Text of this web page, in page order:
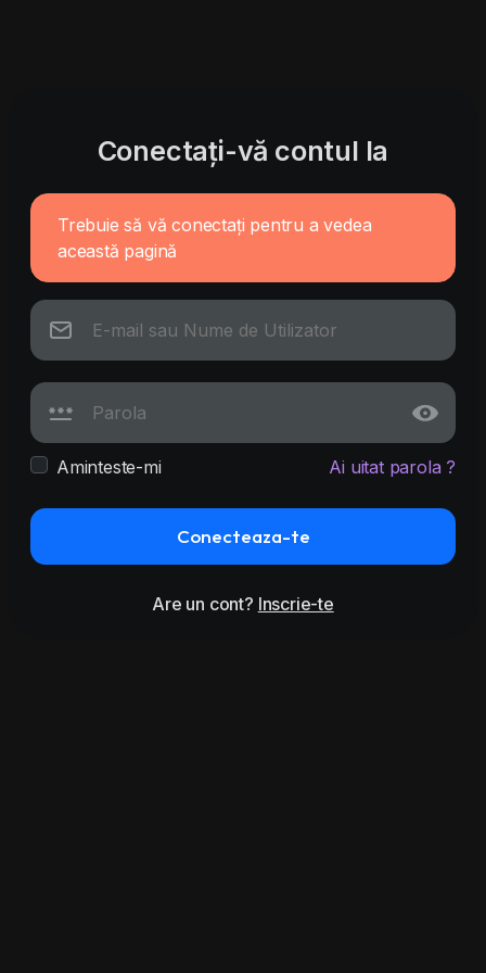
Conectați-vă contul la
Trebuie să vă conectați pentru a vedea
această pagină
Aminteste-mi Ai uitat parola ?
Conecteaza-te
Are un cont? Inscrie-te